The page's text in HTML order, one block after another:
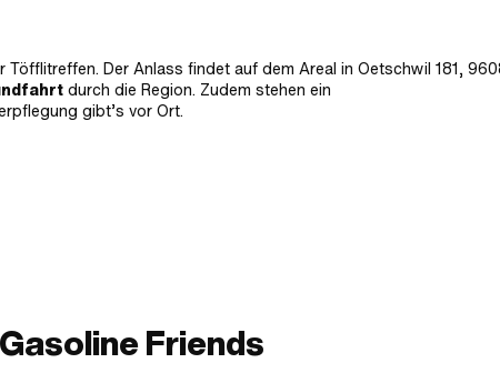
Der Anlass findet auf dem Areal in Oetschwil 181,
durch die Region. Zudem stehen ein
gibt’s vor Ort.
Friends